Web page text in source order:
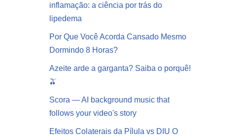
inflamação: a ciência por trás do
lipedema
Por Que Você Acorda Cansado Mesmo
Dormindo 8 Horas?
Azeite arde a garganta? Saiba o porquê!
🫒
Scora — AI background music that
follows your video's story
Efeitos Colaterais da Pílula vs DIU O